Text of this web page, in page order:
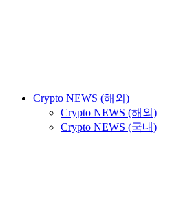
Crypto NEWS (해외)
Crypto NEWS (해외)
Crypto NEWS (국내)